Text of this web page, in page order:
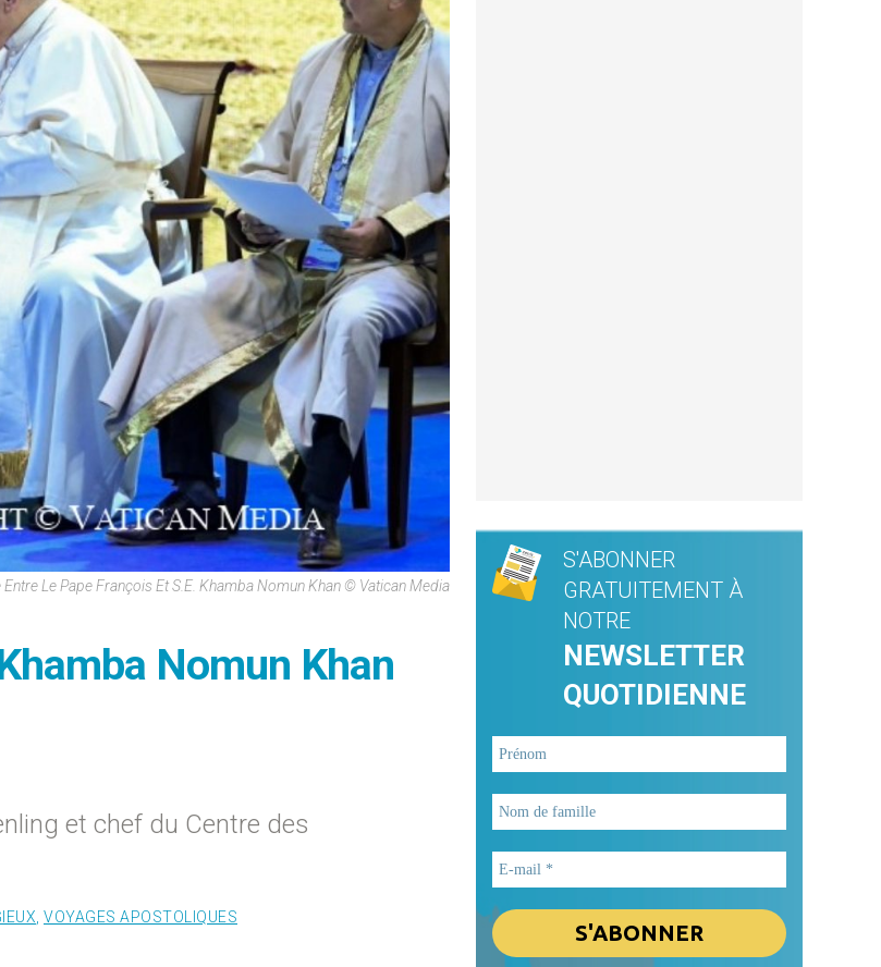
Entre Le Pape François Et S.E. Khamba Nomun Khan © Vatican Media
Nomun Khan
et chef du Centre des
VOYAGES APOSTOLIQUES
S'ABONNER
GRATUITEMENT À
NOTRE
NEWSLETTER
QUOTIDIENNE